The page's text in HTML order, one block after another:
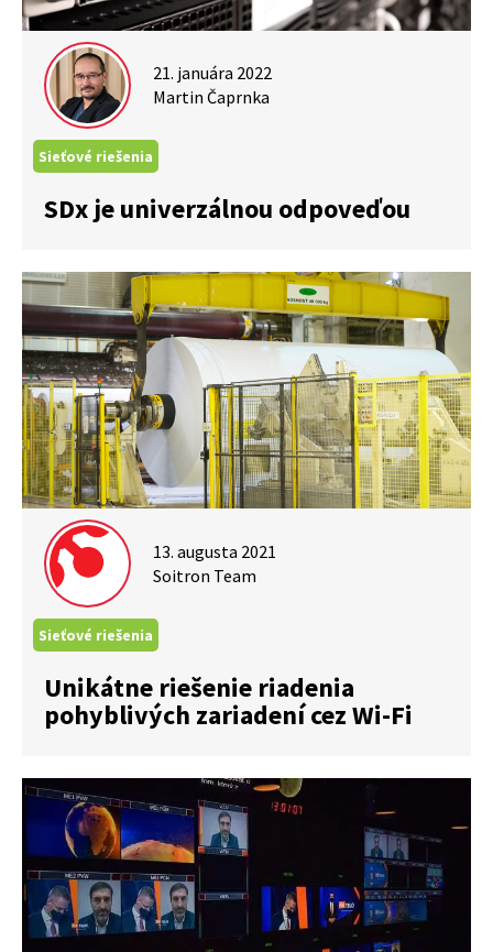
21. januára 2022
Martin Čaprnka
Sieťové riešenia
SDx je univerzálnou odpoveďou
13. augusta 2021
Soitron Team
Sieťové riešenia
Unikátne riešenie riadenia
pohyblivých zariadení cez Wi-Fi